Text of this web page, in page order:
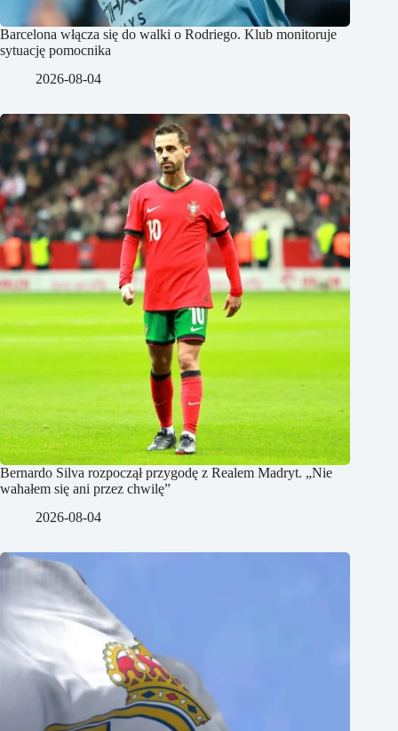
Barcelona włącza się do walki o Rodriego. Klub monitoruje
sytuację pomocnika
2026-08-04
Bernardo Silva rozpoczął przygodę z Realem Madryt. „Nie
wahałem się ani przez chwilę”
2026-08-04